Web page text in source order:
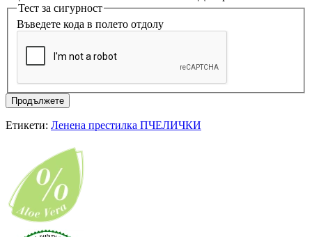
Тест за сигурност
Въведете кода в полето отдолу
Продължете
Етикети: Ленена престилка ПЧЕЛИЧКИ